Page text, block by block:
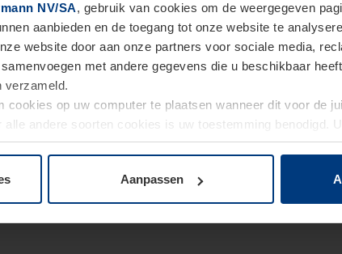
NV/SA, gebruik van cookies om de weergegeven
aanbieden en de toegang tot onze website te
website door aan onze partners voor sociale media,
met andere gegevens die u beschikbaar
verzameld.
cookies op uw computer te plaatsen wanneer dit voor de
andere soorten cookies is uw toestemming benodigd.
op paginaPrivacyverklaringop onze website wijzigen
Aanpassen